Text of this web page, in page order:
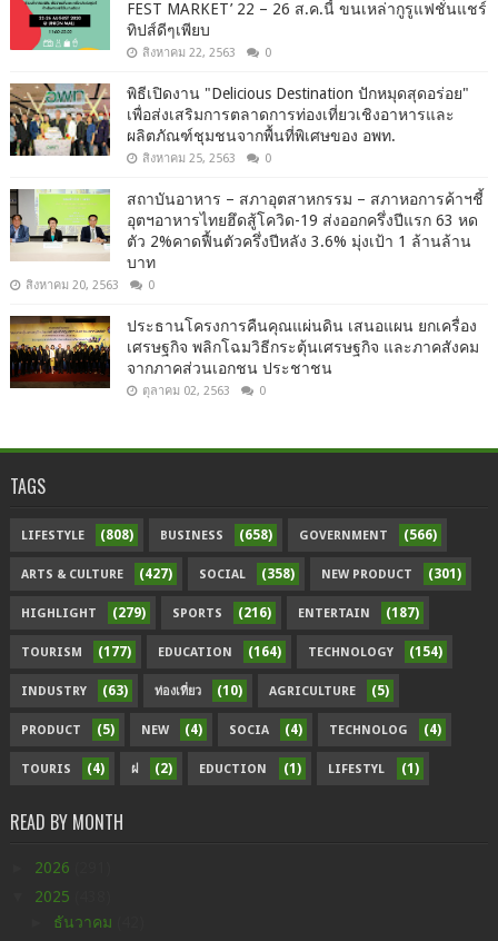
FEST MARKET’ 22 – 26 ส.ค.นี้ ขนเหล่ากูรูแฟชั่นแชร์
ทิปส์ดีๆเพียบ
สิงหาคม 22, 2563 0
พิธีเปิดงาน "Delicious Destination ปักหมุดสุดอร่อย"
เพื่อส่งเสริมการตลาดการท่องเที่ยวเชิงอาหารและ
ผลิตภัณฑ์ชุมชนจากพื้นที่พิเศษของ อพท.
สิงหาคม 25, 2563 0
สถาบันอาหาร – สภาอุตสาหกรรม – สภาหอการค้าฯชี้
อุตฯอาหารไทยฮึดสู้โควิด-19 ส่งออกครึ่งปีแรก 63 หด
ตัว 2%คาดฟื้นตัวครึ่งปีหลัง 3.6% มุ่งเป้า 1 ล้านล้าน
บาท
สิงหาคม 20, 2563 0
ประธานโครงการคืนคุณแผ่นดิน เสนอแผน ยกเครื่อง
เศรษฐกิจ พลิกโฉมวิธีกระตุ้นเศรษฐกิจ และภาคสังคม
จากภาคส่วนเอกชน ประชาชน
ตุลาคม 02, 2563 0
TAGS
LIFESTYLE (808) BUSINESS (658) GOVERNMENT (566)
ARTS & CULTURE (427) SOCIAL (358) NEW PRODUCT (301)
HIGHLIGHT (279) SPORTS (216) ENTERTAIN (187)
TOURISM (177) EDUCATION (164) TECHNOLOGY (154)
INDUSTRY (63) ท่องเที่ยว (10) AGRICULTURE (5)
PRODUCT (5) NEW (4) SOCIA (4) TECHNOLOG (4)
TOURIS (4) ฝ (2) EDUCTION (1) LIFESTYL (1)
READ BY MONTH
2026
2025
ธันวาคม